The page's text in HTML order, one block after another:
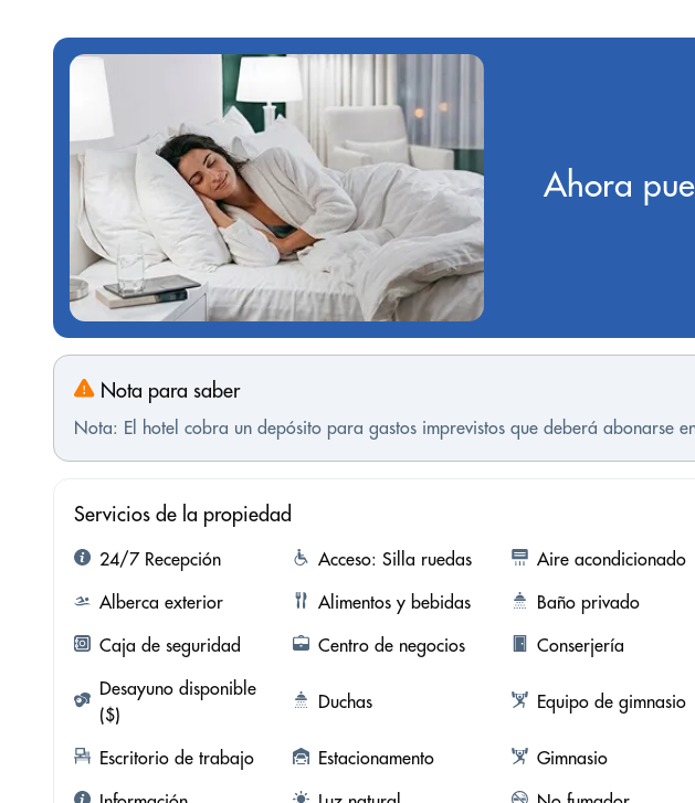
Ahora
Nota para saber
Nota: El hotel cobra un depósito para gastos imprevistos que deberá abonarse
Servicios de la propiedad
24/7 Recepción Acceso: Silla ruedas
Aire acondicionado
Alberca exterior
Alimentos y bebidas
Baño privado
Caja de seguridad
Centro de negocios
Conserjería
Desayuno disponible
($)
Duchas Equipo de gimnasio
Escritorio de trabajo Estacionamento
Gimnasio